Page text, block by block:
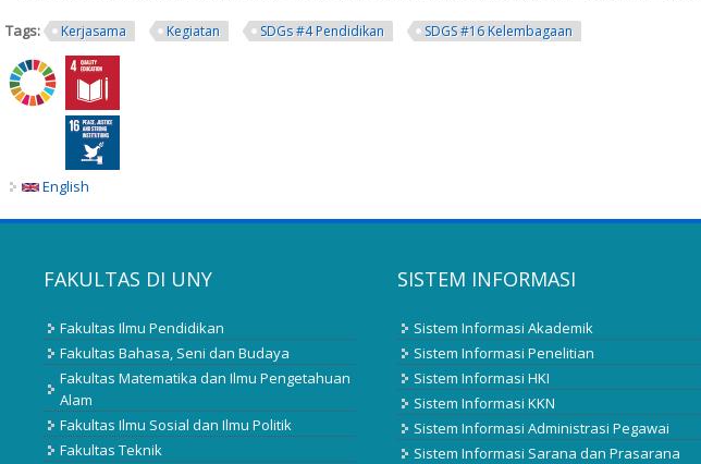
Tags: Kerjasama Kegiatan SDGs #4 Pendidikan SDGS #16 Kelembagaan
English
FAKULTAS DI UNY
Fakultas Ilmu Pendidikan
Fakultas Bahasa, Seni dan Budaya
Fakultas Matematika dan Ilmu Pengetahuan
Alam
Fakultas Ilmu Sosial dan Ilmu Politik
Fakultas Teknik
SISTEM INFORMASI
Sistem Informasi Akademik
Sistem Informasi Penelitian
Sistem Informasi HKI
Sistem Informasi KKN
Sistem Informasi Administrasi Pegawai
Sistem Informasi Sarana dan Prasarana